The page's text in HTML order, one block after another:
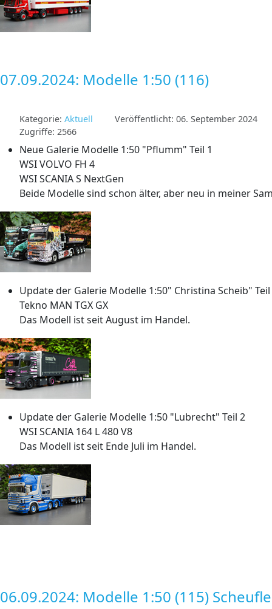
07.09.2024: Modelle 1:50 (116)
Kategorie: Aktuell
Veröffentlicht: 06. September 2024
Zugriffe: 2566
Neue Galerie Modelle 1:50 "Pflumm" Teil 1
WSI VOLVO FH 4
WSI SCANIA S NextGen
Beide Modelle sind schon älter, aber neu in meiner
Update der Galerie Modelle 1:50" Christina Scheib" Teil
Tekno MAN TGX GX
Das Modell ist seit August im Handel.
Update der Galerie Modelle 1:50 "Lubrecht" Teil 2
WSI SCANIA 164 L 480 V8
Das Modell ist seit Ende Juli im Handel.
06.09.2024: Modelle 1:50 (115)